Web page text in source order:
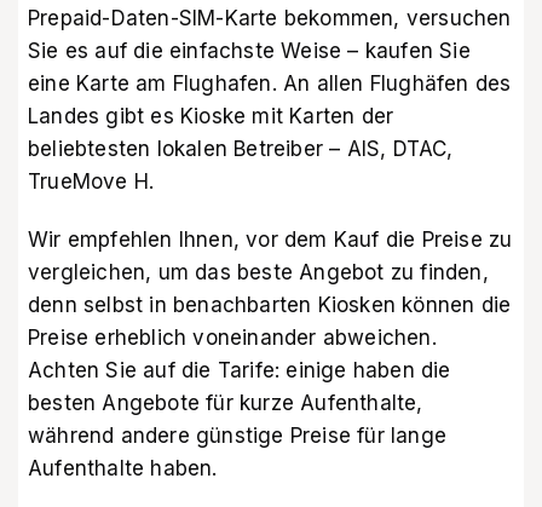
Prepaid-Daten-SIM-Karte bekommen, versuchen
Sie es auf die einfachste Weise – kaufen Sie
eine Karte am Flughafen. An allen Flughäfen des
Landes gibt es Kioske mit Karten der
beliebtesten lokalen Betreiber – AIS, DTAC,
TrueMove H.
Wir empfehlen Ihnen, vor dem Kauf die Preise zu
vergleichen, um das beste Angebot zu finden,
denn selbst in benachbarten Kiosken können die
Preise erheblich voneinander abweichen.
Achten Sie auf die Tarife: einige haben die
besten Angebote für kurze Aufenthalte,
während andere günstige Preise für lange
Aufenthalte haben.